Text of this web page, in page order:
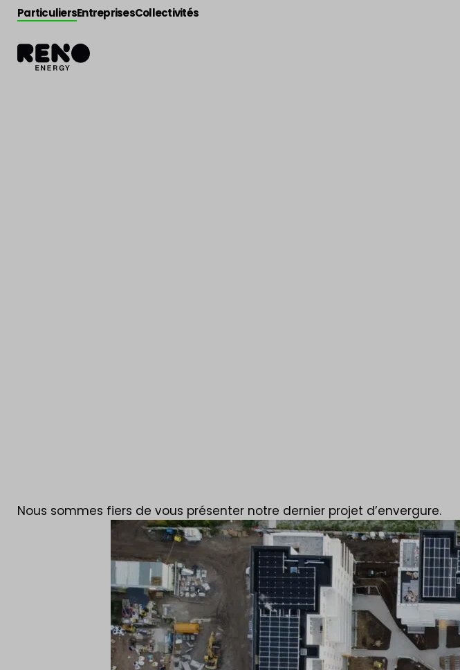
ParticuliersEntreprisesCollectivités
Nous sommes fiers de vous présenter notre dernier projet d’envergure.